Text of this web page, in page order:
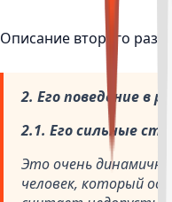
Описание второго
2. Его поведение в
2.1. Его сильные
Это очень
человек, который